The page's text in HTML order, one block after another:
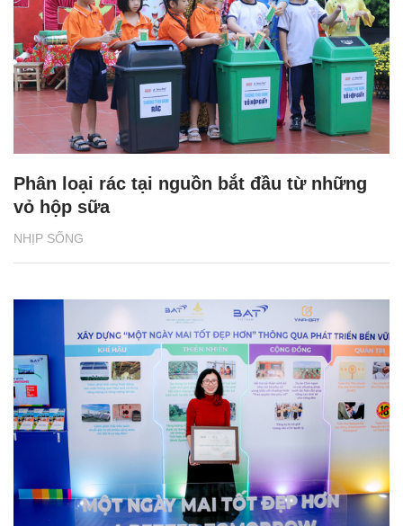
NHỊP SỐNG
Phân loại rác tại nguồn bắt đầu từ những
vỏ hộp sữa